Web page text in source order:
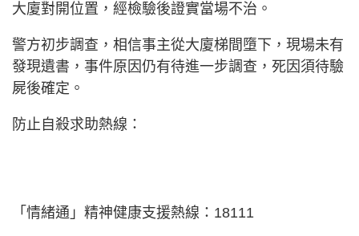
大廈對開位置，經檢驗後證實當場不治。
警方初步調查，相信事主從大廈梯間墮下，現場未有
發現遺書，事件原因仍有待進一步調查，死因須待驗
屍後確定。
防止自殺求助熱線：
「情緒通」精神健康支援熱線：18111